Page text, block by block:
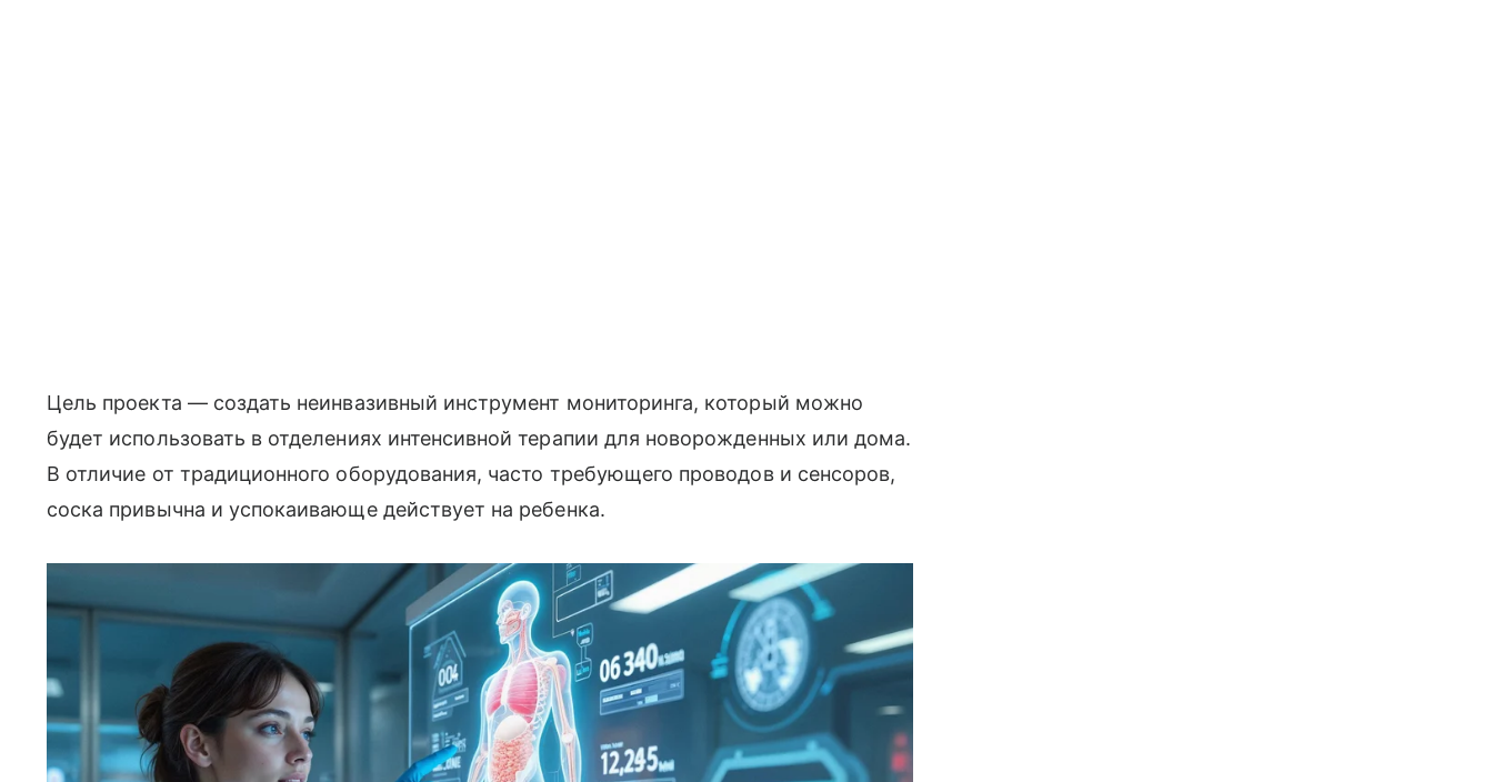
Цель проекта — создать неинвазивный инструмент мониторинга, который можно
будет использовать в отделениях интенсивной терапии для новорожденных или дома.
В отличие от традиционного оборудования, часто требующего проводов и сенсоров,
соска привычна и успокаивающе действует на ребенка.